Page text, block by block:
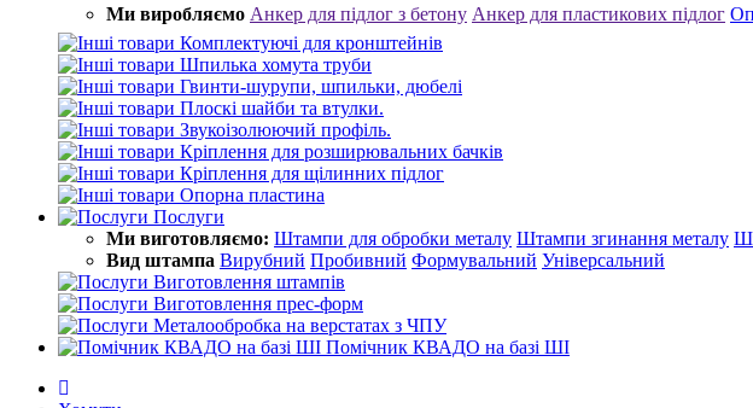
Ми виробляємо Анкер для підлог з бетону Анкер для пластикових підлог
Комплектуючі для кронштейнів
Шпилька хомута труби
Гвинти-шурупи, шпильки, дюбелі
Плоскі шайби та втулки.
Звукоізолюючий профіль.
Кріплення для розширювальних бачків
Кріплення для щілинних підлог
Опорна пластина
Послуги
Ми виготовляємо: Штампи для обробки металу Штампи згинання металу
Вид штампа Вирубний Пробивний Формувальний Універсальний
Виготовлення штампів
Виготовлення прес-форм
Металообробка на верстатах з ЧПУ
Помічник КВАДО на базі ШІ